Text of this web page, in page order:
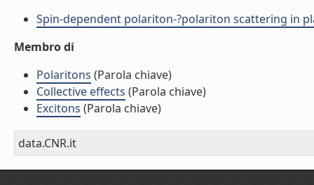
Spin-dependent polariton-?polariton scattering in
Membro di
Polaritons (Parola chiave)
Collective effects (Parola chiave)
Excitons (Parola chiave)
data.CNR.it